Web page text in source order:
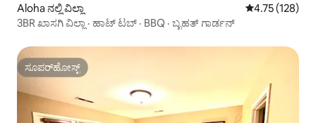
Aloha ನಲ್ಲಿ ವಿಲ್ಲಾ 5 ರಲ್ಲಿ 4.75
4.75 (128)
3BR ಖಾಸಗಿ ವಿಲ್ಲಾ · ಹಾಟ್ ಟಬ್ · BBQ · ಬೃಹತ್ ಗಾರ್ಡನ್
ಸೂಪರ್‌ಹೋಸ್ಟ್
ಸೂಪರ್‌ಹೋಸ್ಟ್